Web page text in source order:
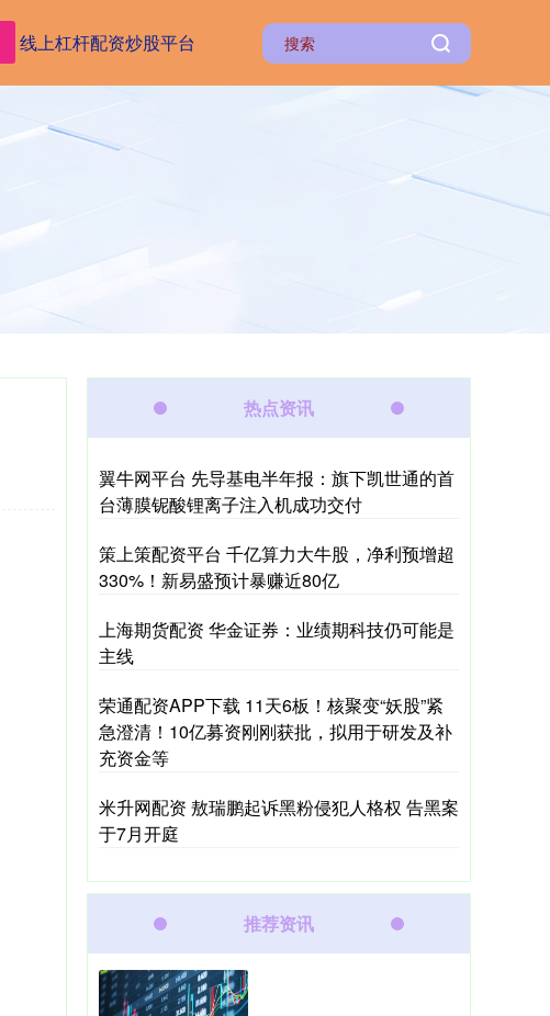
线上杠杆配资炒股平台
热点资讯
翼牛网平台 先导基电半年报：旗下凯世通的首
台薄膜铌酸锂离子注入机成功交付
策上策配资平台 千亿算力大牛股，净利预增超
330%！新易盛预计暴赚近80亿
上海期货配资 华金证券：业绩期科技仍可能是
主线
荣通配资APP下载 11天6板！核聚变“妖股”紧
急澄清！10亿募资刚刚获批，拟用于研发及补
充资金等
米升网配资 敖瑞鹏起诉黑粉侵犯人格权 告黑案
于7月开庭
推荐资讯